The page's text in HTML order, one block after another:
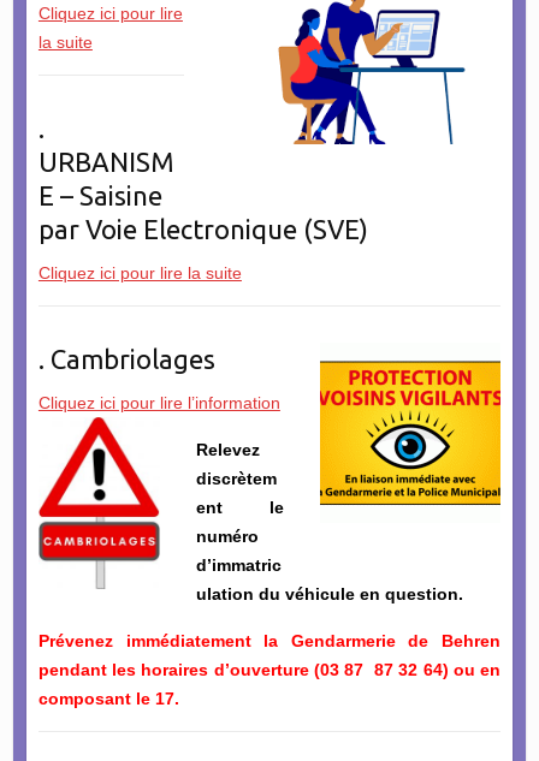
Cliquez ici pour lire
la suite
.
URBANISM
E – Saisine
par Voie Electronique (SVE)
Cliquez ici pour lire la suite
. Cambriolages
Cliquez ici pour lire l’information
Relevez
discrètem
ent le
numéro
d’immatric
ulation du véhicule en question.
Prévenez immédiatement la Gendarmerie de Behren
pendant les horaires d’ouverture (03 87 87 32 64) ou en
composant le 17.